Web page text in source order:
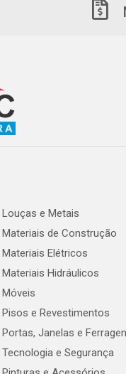
Louças e Metais
Materiais de Construção
Materiais Elétricos
Materiais Hidráulicos
Móveis
Pisos e Revestimentos
Portas, Janelas e
Tecnologia e Segurança